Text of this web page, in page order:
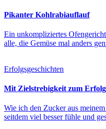
Pikanter Kohlrabiauflauf
Ein unkompliziertes
alle, die Gemüse mal anders
Erfolgsgeschichten
Mit Zielstrebigkeit zum Erfolg
Wie ich den Zucker aus
seitdem viel besser fühle und